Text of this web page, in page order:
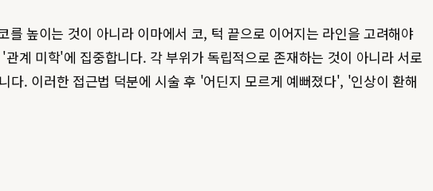
높이는 것이 아니라 이마에서 코, 턱 끝으로 이어지는 라인을 고려해야
계 미학'에 집중합니다. 각 부위가 독립적으로 존재하는 것이 아니라 서로
다. 이러한 접근법 덕분에 시술 후 '어딘지 모르게 예뻐졌다', '인상이 환해